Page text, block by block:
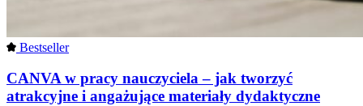
Bestseller
CANVA w pracy nauczyciela – jak tworzyć
atrakcyjne i angażujące materiały dydaktyczne